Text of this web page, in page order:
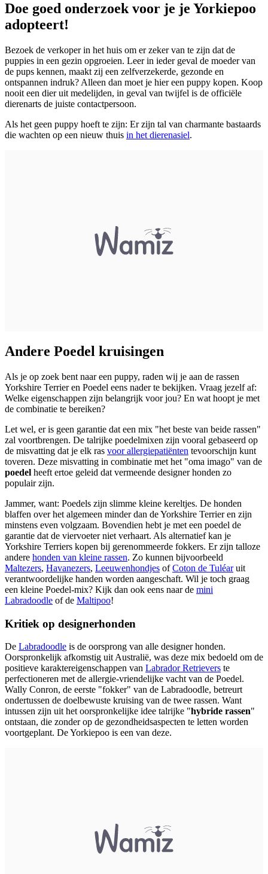
Doe goed onderzoek voor je je Yorkiepoo
adopteert!
Bezoek de verkoper in het huis om er zeker van te zijn dat de
puppies in een gezin opgroeien. Leer in ieder geval de moeder van
de pups kennen, maakt zij een zelfverzekerde, gezonde en
ontspannen indruk? Alleen dan moet je hier een puppy kopen. Koop
nooit een dier uit medelijden, in geval van twijfel is de officiële
dierenarts de juiste contactpersoon.
Als het geen puppy hoeft te zijn: Er zijn tal van charmante bastaards
die wachten op een nieuw thuis in het dierenasiel.
Andere Poedel kruisingen
Als je op zoek bent naar een puppy, raden wij je aan de rassen
Yorkshire Terrier en Poedel eens nader te bekijken. Vraag jezelf af:
Welke eigenschappen zijn belangrijk voor jou? En wat hoopt je met
de combinatie te bereiken?
Let wel, er is geen garantie dat een mix "het beste van beide rassen"
zal voortbrengen. De talrijke poedelmixen zijn vooral gebaseerd op
de misvatting dat je elk ras voor allergiepatiënten tevoorschijn kunt
toveren. Deze misvatting in combinatie met het "oma imago" van de
poedel heeft ertoe geleid dat vermeende designer honden zo
populair zijn.
Jammer, want: Poedels zijn slimme kleine kereltjes. De honden
blaffen over het algemeen minder dan de Yorkshire Terrier en zijn
minstens even volgzaam. Bovendien hebt je met een poedel de
garantie dat de viervoeter niet verhaart. Als alternatief kan je
Yorkshire Terriers kopen bij gerenommeerde fokkers. Er zijn talloze
andere honden van kleine rassen. Zo kunnen bijvoorbeeld
Maltezers, Havanezers, Leeuwenhondjes ofCoton de Tuléaruit
verantwoordelijke handen worden aangeschaft. Wil je toch graag
een kleine Poedel-mix? Kijk dan ook eens naar de mini
Labradoodle of de Maltipoo!
Kritiek op designerhonden
De Labradoodle is de oorsprong van alle designer honden.
Oorspronkelijk afkomstig uit Australië, was deze mix bedoeld om de
positieve karaktereigenschappen van Labrador Retrievers te
perfectioneren met de allergie-vriendelijke vacht van de Poedel.
Wally Conron, de eerste "fokker" van de Labradoodle, betreurt
ondertussen de doelbewuste kruising van de twee rassen. Want
intussen zijn uit het oorspronkelijke idee talrijke "hybride rassen"
ontstaan, die zonder op de gezondheidsaspecten te letten worden
voortgeplant. De Yorkiepoo is een van deze.